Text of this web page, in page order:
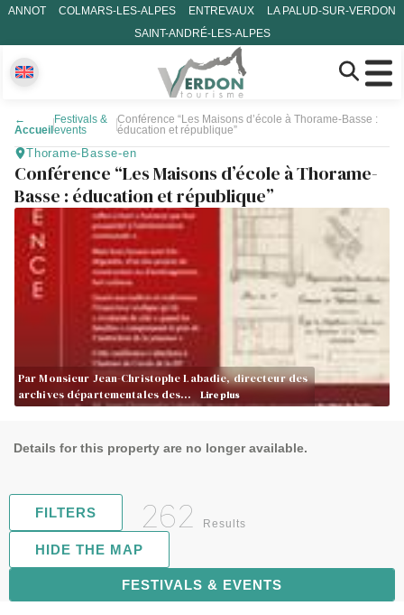
ANNOT COLMARS-LES-ALPES ENTREVAUX
LA PALUD-SUR-VERDON
SAINT-ANDRÉ-LES-ALPES
←
Accueil
Festivals &
events
Conférence “Les Maisons d’école à Thorame-Basse :
éducation et république”
Thorame-Basse-en
Conférence “Les Maisons d’école à Thorame-
Basse : éducation et république”
Par Monsieur Jean-Christophe Labadie, directeur des
archives départementales des…
Lire plus
Details for this property are no longer available.
FILTERS 262 Results
FESTIVALS & EVENTS
HIDE THE MAP
67